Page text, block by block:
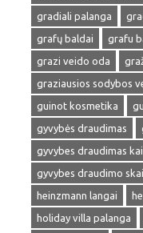
gradiali palanga
grafų baldai
grafu
grazi veido oda
graziausios sodybos
guinot kosmetika
gyvybės draudimas
gyvybes draudimas
gyvybes draudimo
heinzmann langai
holiday villa palanga